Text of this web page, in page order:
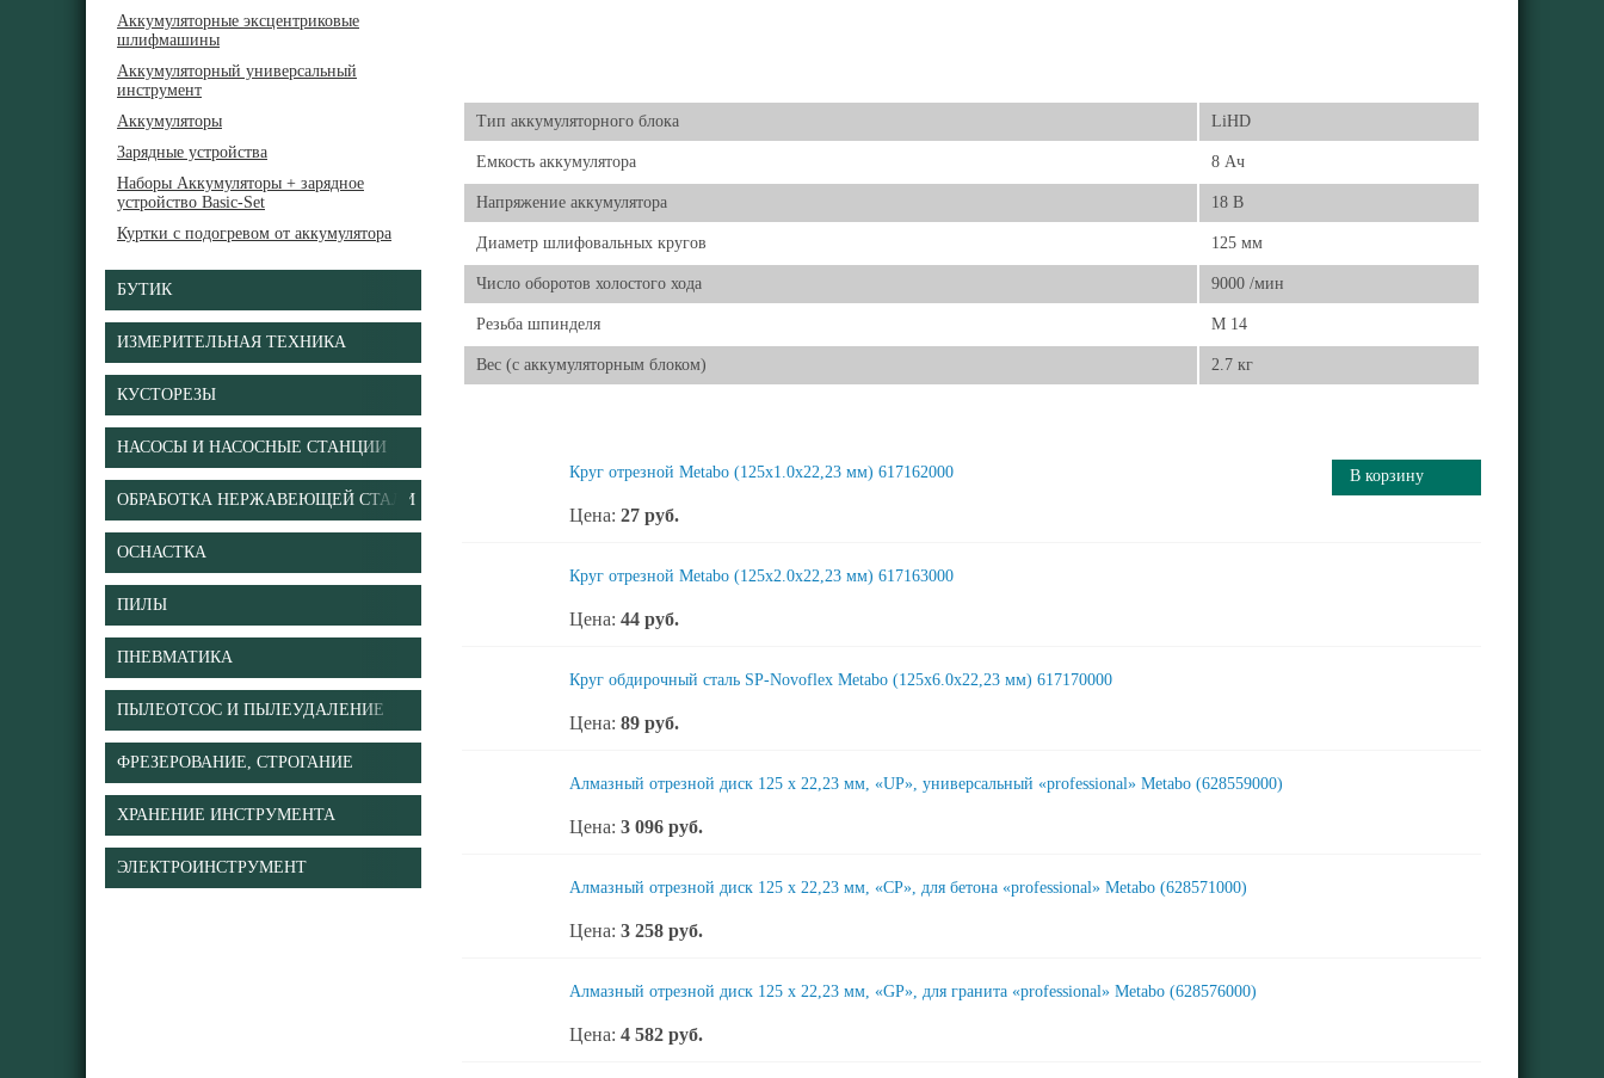
Аккумуляторные эксцентриковые
шлифмашины
Аккумуляторный универсальный
инструмент
Аккумуляторы
Зарядные устройства
Наборы Аккумуляторы + зарядное
устройство Basic-Set
Куртки с подогревом от аккумулятора
БУТИК
ИЗМЕРИТЕЛЬНАЯ ТЕХНИКА
КУСТОРЕЗЫ
НАСОСЫ И НАСОСНЫЕ СТАНЦИИ
ОБРАБОТКА НЕРЖАВЕЮЩЕЙ СТАЛИ
ОСНАСТКА
ПИЛЫ
ПНЕВМАТИКА
ПЫЛЕОТСОС И ПЫЛЕУДАЛЕНИЕ
ФРЕЗЕРОВАНИЕ, СТРОГАНИЕ
ХРАНЕНИЕ ИНСТРУМЕНТА
ЭЛЕКТРОИНСТРУМЕНТ
Тип аккумуляторного блока LiHD
Емкость аккумулятора 8 Ач
Напряжение аккумулятора 18 В
Диаметр шлифовальных кругов 125 мм
Число оборотов холостого хода 9000 /мин
Резьба шпинделя M 14
Вес (с аккумуляторным блоком) 2.7 кг
В корзину
Круг отрезной Metabo (125x1.0x22,23 мм) 617162000
Цена: 27 руб.
Круг отрезной Metabo (125x2.0x22,23 мм) 617163000
Цена: 44 руб.
Круг обдирочный сталь SP-Novoflex Metabo (125x6.0x22,23 мм) 617170000
Цена: 89 руб.
Алмазный отрезной диск 125 x 22,23 мм, «UP», универсальный «professional» Metabo (628559000)
Цена: 3 096 руб.
Алмазный отрезной диск 125 x 22,23 мм, «CP», для бетона «professional» Metabo (628571000)
Цена: 3 258 руб.
Алмазный отрезной диск 125 x 22,23 мм, «GP», для гранита «professional» Metabo (628576000)
Цена: 4 582 руб.